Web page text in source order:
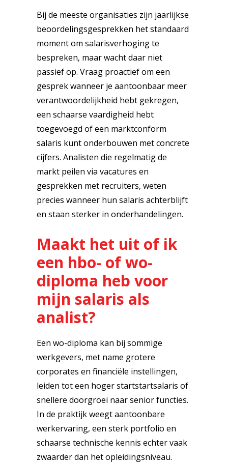
Bij de meeste organisaties zijn jaarlijkse
beoordelingsgesprekken het standaard
moment om salarisverhoging te
bespreken, maar wacht daar niet
passief op. Vraag proactief om een
gesprek wanneer je aantoonbaar meer
verantwoordelijkheid hebt gekregen,
een schaarse vaardigheid hebt
toegevoegd of een marktconform
salaris kunt onderbouwen met concrete
cijfers. Analisten die regelmatig de
markt peilen via vacatures en
gesprekken met recruiters, weten
precies wanneer hun salaris achterblijft
en staan sterker in onderhandelingen.
Maakt het uit of ik
een hbo- of wo-
diploma heb voor
mijn salaris als
analist?
Een wo-diploma kan bij sommige
werkgevers, met name grotere
corporates en financiële instellingen,
leiden tot een hoger startstartsalaris of
snellere doorgroei naar senior functies.
In de praktijk weegt aantoonbare
werkervaring, een sterk portfolio en
schaarse technische kennis echter vaak
zwaarder dan het opleidingsniveau.